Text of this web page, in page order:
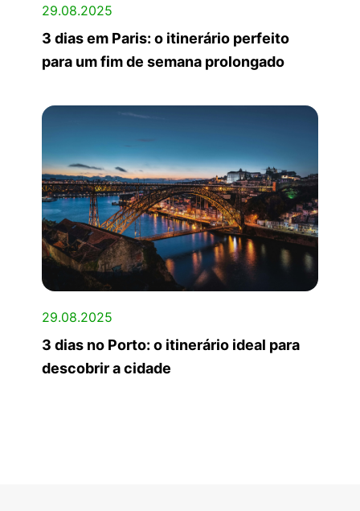
29.08.2025
3 dias em Paris: o itinerário perfeito
para um fim de semana prolongado
29.08.2025
3 dias no Porto: o itinerário ideal para
descobrir a cidade